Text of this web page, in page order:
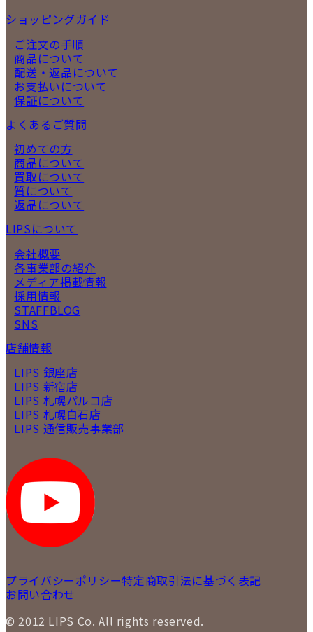
ショッピングガイド
ご注文の手順
商品について
配送・返品について
お支払いについて
保証について
よくあるご質問
初めての方
商品について
買取について
質について
返品について
LIPSについて
会社概要
各事業部の紹介
メディア掲載情報
採用情報
STAFFBLOG
SNS
店舗情報
LIPS 銀座店
LIPS 新宿店
LIPS 札幌パルコ店
LIPS 札幌白石店
LIPS 通信販売事業部
プライバシーポリシー特定商取引法に基づく表記
お問い合わせ
© 2012 LIPS Co. All rights reserved.